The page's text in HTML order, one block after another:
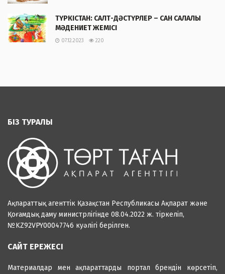
ТҮРКІСТАН: САЛТ-ДӘСТҮРЛЕР – САН САЛАЛЫ
МӘДЕНИЕТ ЖЕМІСІ
07.12.2023 220
БІЗ ТУРАЛЫ
Ақпараттық агенттік Қазақстан Республикасы Ақпарат және
Қоғамдық даму министрлігінде 08.04.2022 ж. тіркеліп,
№KZ92VPY00047746 куәлігі берілген.
САЙТ ЕРЕЖЕСІ
Материалдар мен ақпараттарды портал брендін көрсетіп,